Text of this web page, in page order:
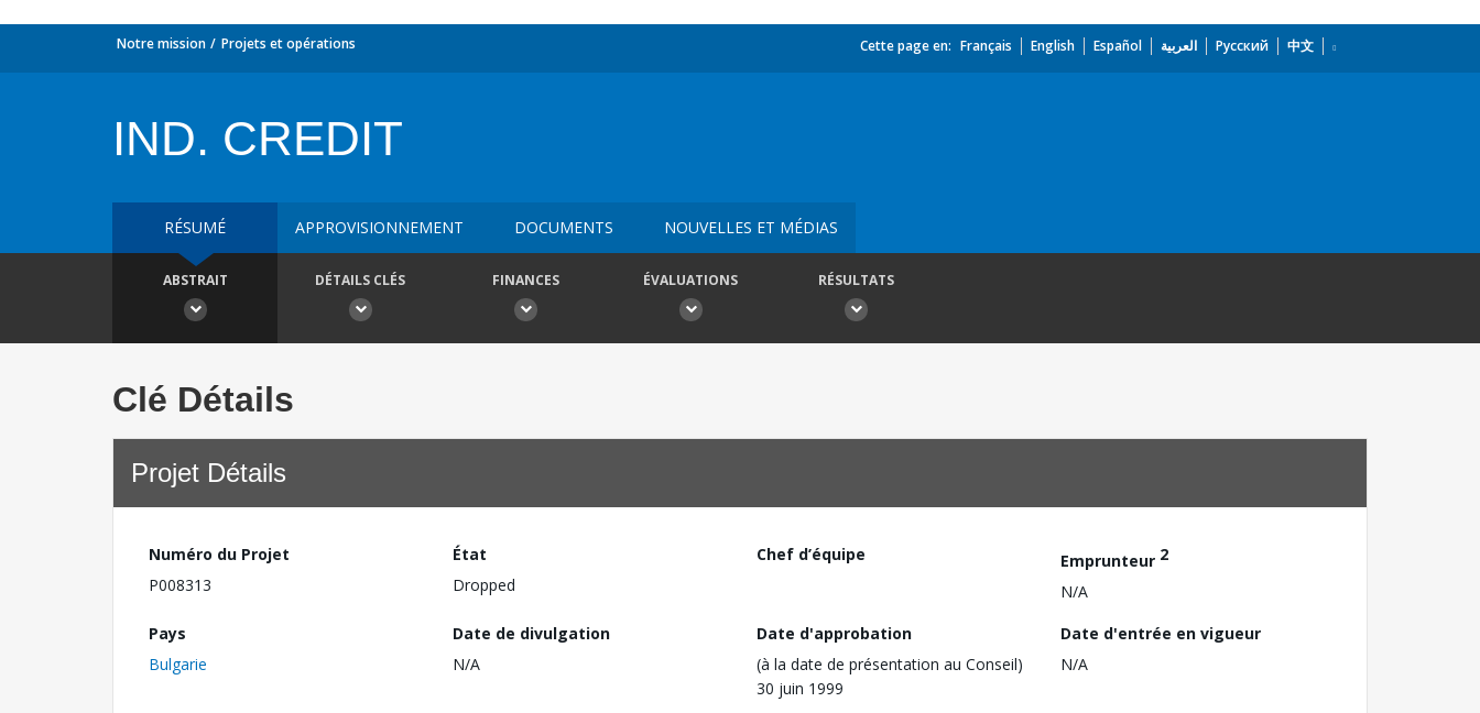
Notre mission Projets et opérations Cette page en: Français English Español العربية Русский 中文
IND. CREDIT
RÉSUMÉ APPROVISIONNEMENT DOCUMENTS NOUVELLES ET MÉDIAS
ABSTRAIT DÉTAILS CLÉS FINANCES ÉVALUATIONS RÉSULTATS
Clé Détails
Projet Détails
Numéro du Projet
P008313
État
Dropped
Chef d’équipe Emprunteur 2
N/A
Pays
Bulgarie
Date de divulgation
N/A
Date d'approbation
(à la date de présentation au Conseil)
30 juin 1999
Date d'entrée en vigueur
N/A